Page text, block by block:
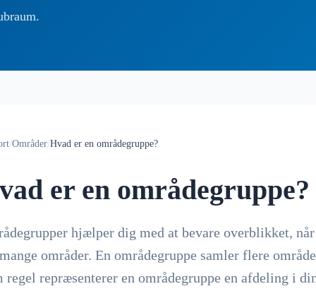
/Områder/Hvad er en områdegruppe?
er en områdegruppe?
hjælper dig med at bevare overblikket,
områder. En områdegruppe samler flere
regel repræsenterer en områdegruppe en afdeling i